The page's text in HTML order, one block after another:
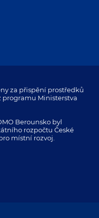
za přispění prostředků
programu Ministerstva
Berounsko byl
rozpočtu České
místní rozvoj.